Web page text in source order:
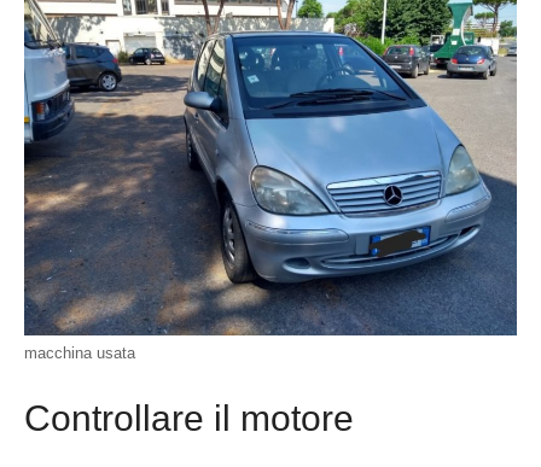
macchina usata
Controllare il motore